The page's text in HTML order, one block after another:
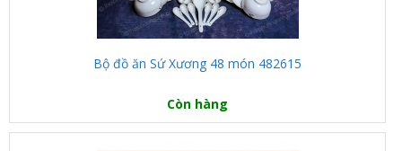
Bộ đồ ăn Sứ Xương 48 món 482615
Còn hàng